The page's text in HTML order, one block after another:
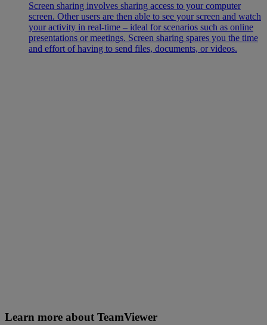
Screen sharing involves sharing access to your computer
screen. Other users are then able to see your screen and watch
your activity in real-time – ideal for scenarios such as online
presentations or meetings. Screen sharing spares you the time
and effort of having to send files, documents, or videos.
Learn more about TeamViewer